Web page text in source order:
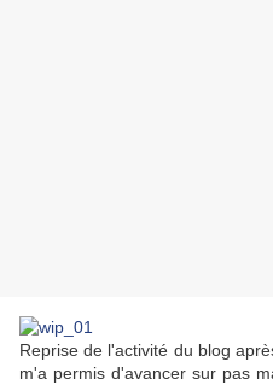
Reprise de l'activité du blog
m'a permis d'avancer sur pas